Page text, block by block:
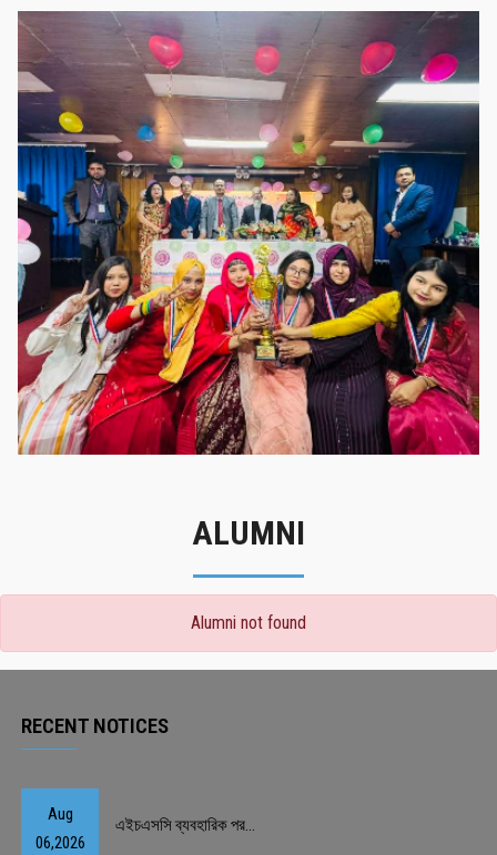
গৌরবের মুহূর্ত
গৌরবের মুহূর্ত
ALUMNI
Alumni not found
RECENT NOTICES
Aug
06,2026
এইচএসসি ব্যবহারিক পর...